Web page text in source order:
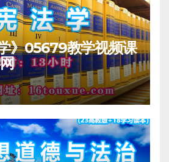
》05679教学视频课